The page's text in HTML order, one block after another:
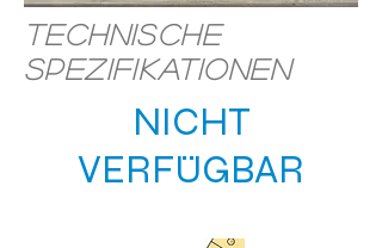
Technische
Spezifikationen
NICHT
VERFÜGBAR